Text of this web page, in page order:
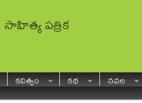
సాహిత్య పత్రిక
కవిత్వం కథ
నవల